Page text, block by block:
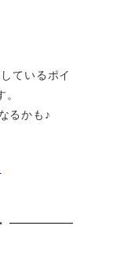
ているポイ
るかも♪